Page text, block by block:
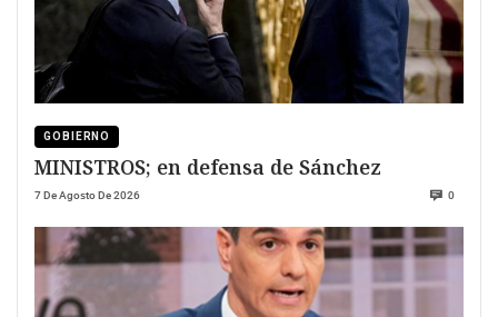
GOBIERNO
MINISTROS; en defensa de Sánchez
7 De Agosto De 2026 0